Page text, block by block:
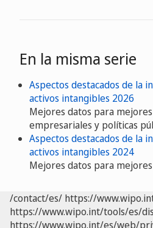
En la misma serie
Aspectos destacados de la
activos intangibles 2026
Mejores datos para
empresariales y políticas
Aspectos destacados de la
activos intangibles 2024
Mejores datos para
/contact/es/ https://
https://www.wipo.int/tools/es/
https://www.wipo.int/es/web/